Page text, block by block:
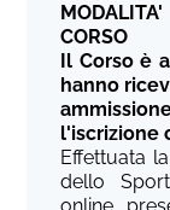
CORSO
Il Corso è
hanno
l'iscrizione
Effettuata
dello